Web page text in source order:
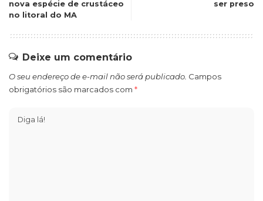
nova espécie de crustáceo
no litoral do MA
ser preso
Deixe um comentário
O seu endereço de e-mail não será publicado. Campos
obrigatórios são marcados com *